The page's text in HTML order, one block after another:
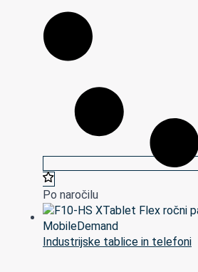
Po naročilu
Industrijske tablice in telefoni